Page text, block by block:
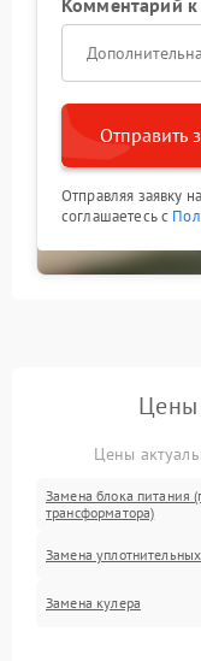
Комментарий к
Отправить
Отправляя заявку
соглашаетесь с
Цены
Цены
Замена блока питания
трансформатора)
Замена
Замена кулера